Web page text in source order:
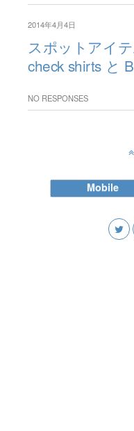
2014年4月4日
スポットアイ
check shirts と
NO RESPONSES
Mobile